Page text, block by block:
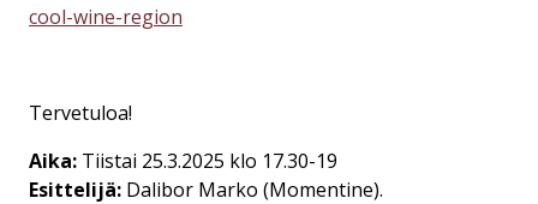
cool-wine-region
Tervetuloa!
Aika: Tiistai 25.3.2025 klo 17.30-19
Esittelijä: Dalibor Marko (Momentine).